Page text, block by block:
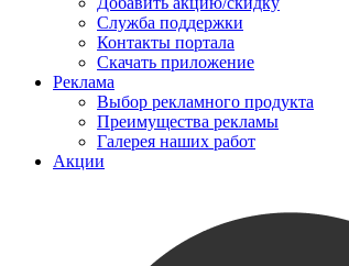
Служба поддержки
Контакты портала
Скачать приложение
Реклама
Выбор рекламного продукта
Преимущества рекламы
Галерея наших работ
Акции